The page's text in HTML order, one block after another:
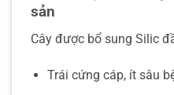
sản
Cây được bổ sung Silic
Trái cứng cáp, ít sâu